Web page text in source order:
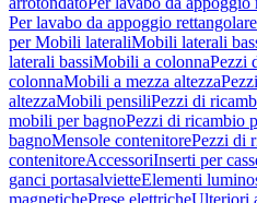
Per lavabo da appoggio rettangolare
per Mobili lateraliMobili laterali
laterali bassiMobili a colonnaPezzi
colonnaMobili a mezza altezza
altezzaMobili pensiliPezzi di
mobili per bagnoPezzi di ricambio
bagnoMensole contenitorePezzi di
contenitoreAccessoriInserti per
ganci portasalvietteElementi
magnetichePrese elettricheUlteriori